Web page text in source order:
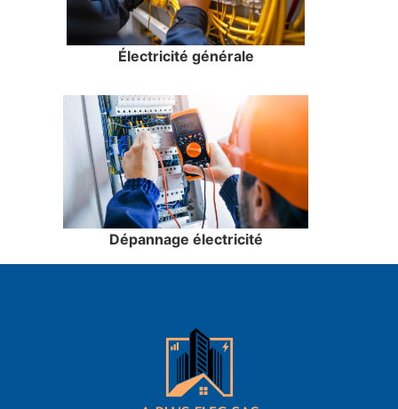
Électricité générale
Dépannage électricité